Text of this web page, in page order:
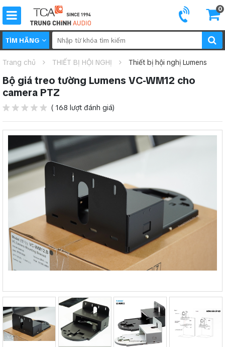
0
TÌM HÃNG
Trang chủ THIẾT BỊ HỘI NGHỊ Thiết bị hội nghị Lumens
Bộ giá treo tường Lumens VC-WM12 cho
camera PTZ
( 168 lượt đánh giá)